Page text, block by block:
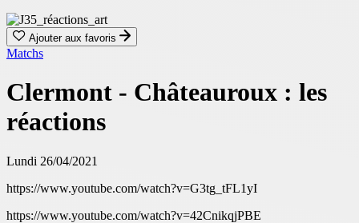
Ajouter aux favoris
Matchs
Clermont - Châteauroux : les
réactions
Lundi 26/04/2021
https://www.youtube.com/watch?v=G3tg_tFL1yI
https://www.youtube.com/watch?v=42CnikqjPBE